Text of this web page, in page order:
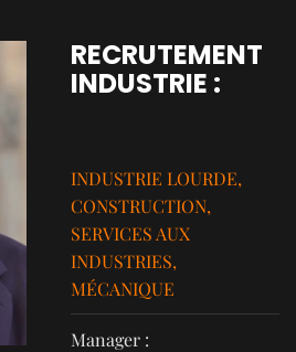
RECRUTEMENT
INDUSTRIE :
INDUSTRIE LOURDE,
CONSTRUCTION,
SERVICES AUX
INDUSTRIES,
MÉCANIQUE
Manager :